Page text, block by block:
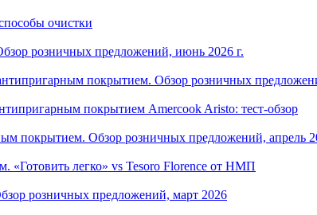
очистки
розничных предложений, июнь 2026 г.
покрытием. Обзор розничных
покрытием Amercook Aristo: тест-обзор
покрытием. Обзор розничных предложений, апрель
«Готовить легко» vs Tesoro Florence от НМП
розничных предложений, март 2026